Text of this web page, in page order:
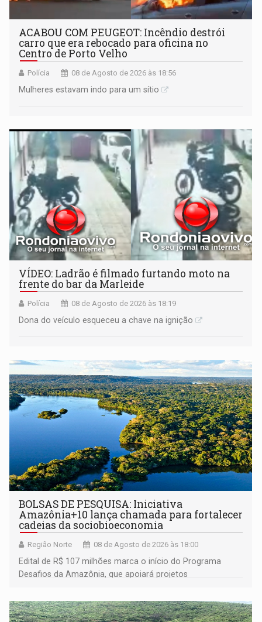
ACABOU COM PEUGEOT: Incêndio destrói
carro que era rebocado para oficina no
Centro de Porto Velho
Polícia 08 de Agosto de 2026 às 18:56
Mulheres estavam indo para um sítio
VÍDEO: Ladrão é filmado furtando moto na
frente do bar da Marleide
Polícia 08 de Agosto de 2026 às 18:19
Dona do veículo esqueceu a chave na ignição
BOLSAS DE PESQUISA: Iniciativa
Amazônia+10 lança chamada para fortalecer
cadeias da sociobioeconomia
Região Norte 08 de Agosto de 2026 às 18:00
Edital de R$ 107 milhões marca o início do Programa
Desafios da Amazônia, que apoiará projetos
submissão de pré-propostas poderá ser feita até 1º de
setembro